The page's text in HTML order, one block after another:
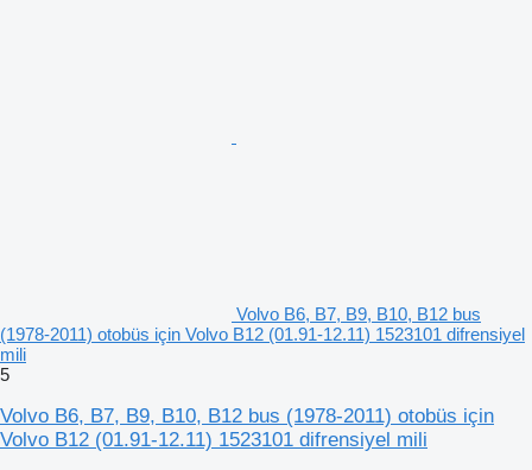
Volvo B6, B7, B9, B10, B12 bus
(1978-2011) otobüs için Volvo B12 (01.91-12.11) 1523101 difrensiyel
mili
5
Volvo B6, B7, B9, B10, B12 bus (1978-2011) otobüs için
Volvo B12 (01.91-12.11) 1523101 difrensiyel mili